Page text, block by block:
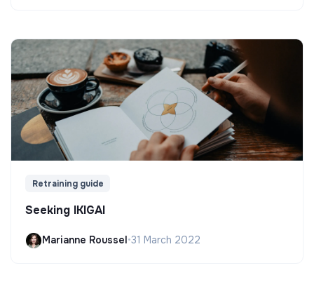
Retraining guide
Seeking IKIGAI
Marianne Roussel•31 March 2022